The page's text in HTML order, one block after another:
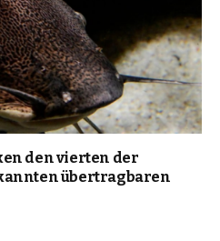
den vierten der
übertragbaren